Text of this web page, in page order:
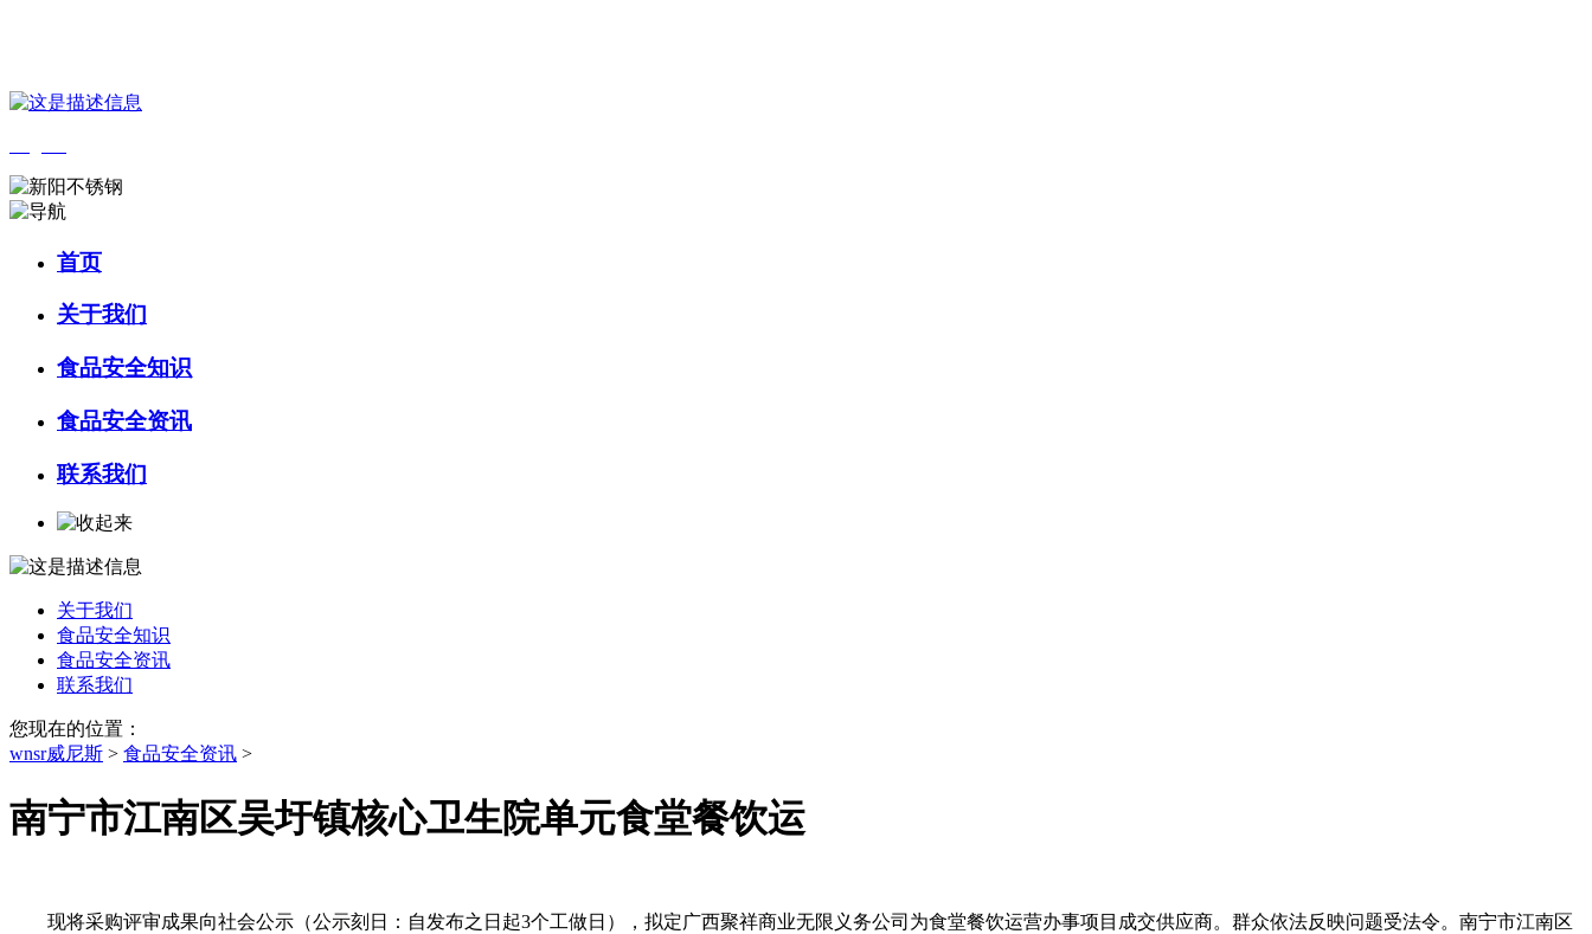
首页
关于我们
食品安全知识
食品安全资讯
联系我们
关于我们
食品安全知识
食品安全资讯
联系我们
您现在的位置：
wnsr威尼斯 > 食品安全资讯 >
南宁市江南区吴圩镇核心卫生院单元食堂餐饮运
现将采购评审成果向社会公示（公示刻日：自发布之日起3个工做日），拟定广西聚祥商业无限义务公司为食堂餐饮运营办事项目成交供应商。群众依法反映问题受法令。南宁市江南区